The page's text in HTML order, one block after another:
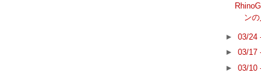
ン
► 03/24
► 03/17
► 03/10